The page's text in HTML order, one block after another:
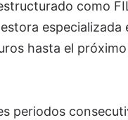
como
especializada
hasta el
periodos